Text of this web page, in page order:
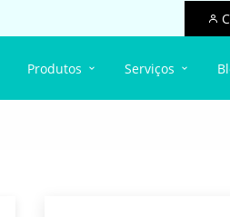
Produtos Serviços